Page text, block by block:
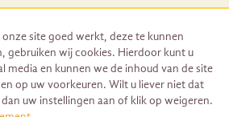
site goed werkt, deze te kunnen
gebruiken wij cookies. Hierdoor kunt u
media en kunnen we de inhoud van de site
op uw voorkeuren. Wilt u liever niet dat
uw instellingen aan of klik op weigeren.